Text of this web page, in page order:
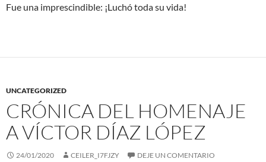
Fue una imprescindible: ¡Luchó toda su vida!
UNCATEGORIZED
CRÓNICA DEL HOMENAJE
A VÍCTOR DÍAZ LÓPEZ
24/01/2020 CEILER_I7FJZY DEJE UN COMENTARIO